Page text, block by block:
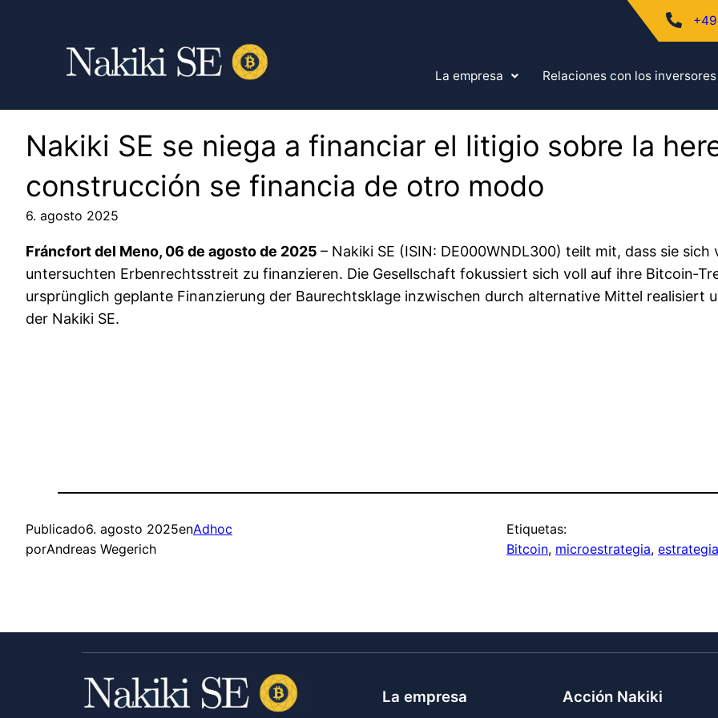
La empresa Relaciones con los inversores
Nakiki SE se niega a financiar el litigio sobre la
construcción se financia de otro modo
6. agosto 2025
Fráncfort del Meno, 06 de agosto de 2025 – Nakiki SE (ISIN: DE000WNDL300) teilt mit, dass sie
untersuchten Erbenrechtsstreit zu finanzieren. Die Gesellschaft fokussiert sich voll auf ihre
ursprünglich geplante Finanzierung der Baurechtsklage inzwischen durch alternative Mittel realisiert
der Nakiki SE.
Publicado6. agosto 2025enAdhoc
porAndreas Wegerich
Etiquetas:
Bitcoin, microestrategia, estrategia
La empresa Acción Nakiki